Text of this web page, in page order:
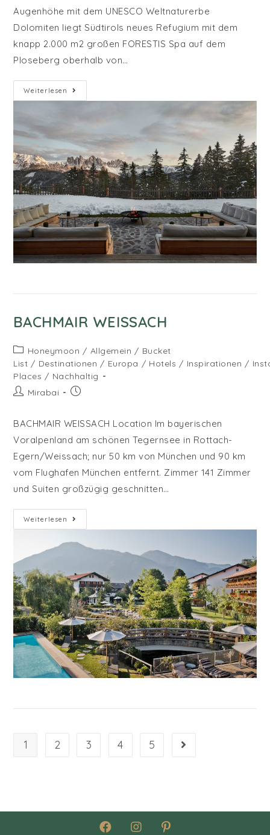
Augenhöhe mit dem UNESCO Weltnaturerbe
Dolomiten liegt Südtirols neues Refugium mit dem
knapp 2.000 m2 großen FORESTIS Spa auf dem
Ploseberg oberhalb von…
Weiterlesen Forestis
BACHMAIR WEISSACH
Beitrags-
Kategorie:
Honeymoon / Allgemein / Bucket
List / Destinationen / Europa / Hotels / Inspirationen /
Places / Nachhaltig
Beitrags-
Mirabai
Beitrag
BACHMAIR WEISSACH Location Im bayerischen
Voralpenland am schönen Tegernsee in Rottach-
Egern/Weissach; nur 50 km von München und 90 km
vom Flughafen München entfernt. Zimmer 141 Zimmer
und Suiten großzügig geschnitten…
Weiterlesen Bachmair
Weissach
1 2 3 4 5 Gehe zur nächsten